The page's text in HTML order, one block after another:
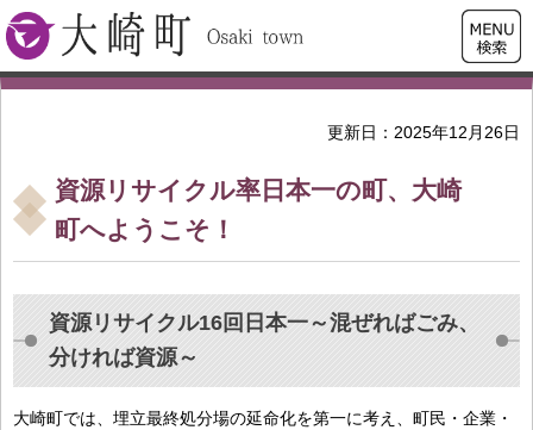
大崎町
検索・
共通メ
ニュー
更新日：2025年12月26日
資源リサイクル率日本一の町、大崎
町へようこそ！
資源リサイクル16回日本一～混ぜればごみ、
分ければ資源～
大崎町では、埋立最終処分場の延命化を第一に考え、町民・企業・